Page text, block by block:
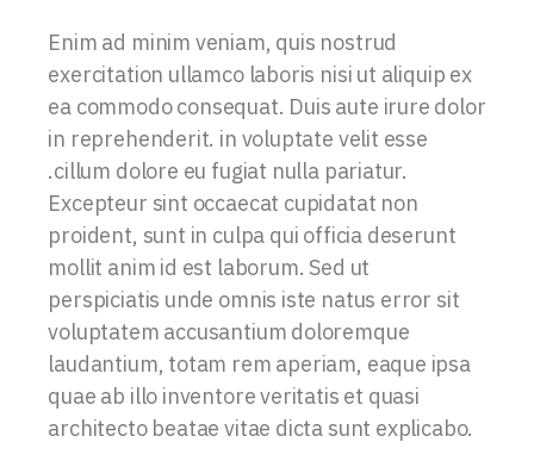
Enim ad minim veniam, quis nostrud
exercitation ullamco laboris nisi ut aliquip ex
ea commodo consequat. Duis aute irure dolor
in reprehenderit. in voluptate velit esse
.cillum dolore eu fugiat nulla pariatur.
Excepteur sint occaecat cupidatat non
proident, sunt in culpa qui officia deserunt
mollit anim id est laborum. Sed ut
perspiciatis unde omnis iste natus error sit
voluptatem accusantium doloremque
laudantium, totam rem aperiam, eaque ipsa
quae ab illo inventore veritatis et quasi
architecto beatae vitae dicta sunt explicabo.